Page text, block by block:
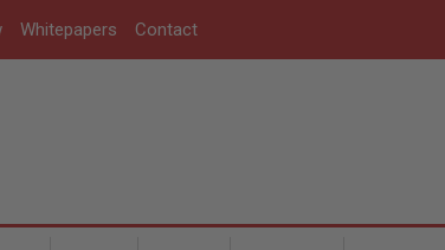
Whitepapers Contact